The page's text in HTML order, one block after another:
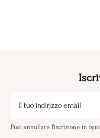
Puoi annullare l'iscrizione in